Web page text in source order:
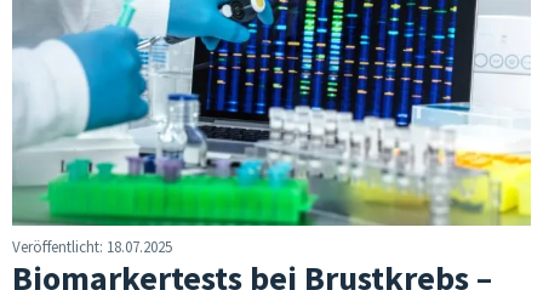
Veröffentlicht: 18.07.2025
Biomarkertests bei Brustkrebs –